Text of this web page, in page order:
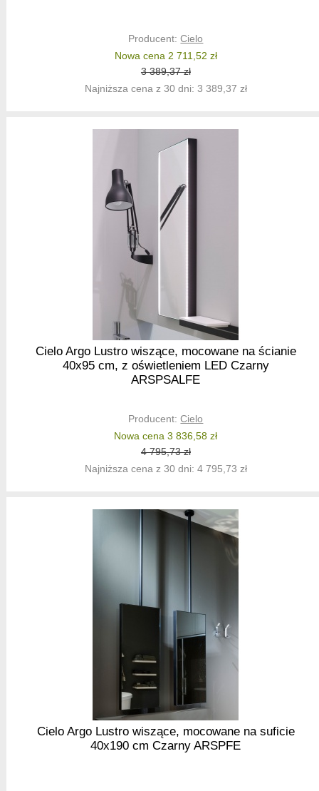
Producent:Cielo
Nowa cena 2 711,52 zł
3 389,37 zł
Najniższa cena z 30 dni: 3 389,37 zł
Cielo Argo Lustro wiszące, mocowane na ścianie
40x95 cm, z oświetleniem LED Czarny
ARSPSALFE
Producent:Cielo
Nowa cena 3 836,58 zł
4 795,73 zł
Najniższa cena z 30 dni: 4 795,73 zł
Cielo Argo Lustro wiszące, mocowane na suficie
40x190 cm Czarny ARSPFE